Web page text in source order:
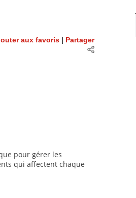
aux favoris Partager
pour gérer les
qui affectent chaque